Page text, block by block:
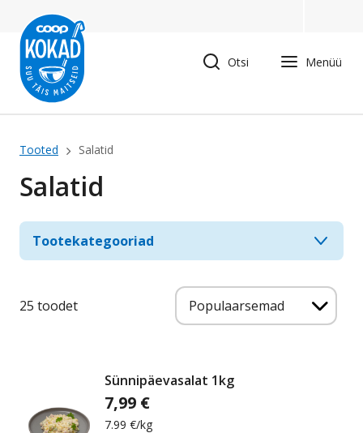
edasi
põhisisu
juurde
Otsi Menüü
Leivapuru
Tooted Salatid
Salatid
Tootekategooriad
25 toodet
Uuemad eespool
Populaarsemad
Sünnipäevasalat 1kg
7,99 €
7.99 €/kg